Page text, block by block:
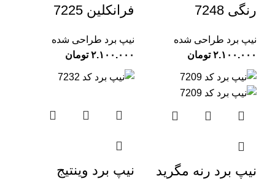
رنگی 7248
نیپ برد طراحی شده
تومان
فرانکلین 7225
نیپ برد طراحی شده
تومان
نیپ برد رنه مگرید
نیپ برد وینتیج